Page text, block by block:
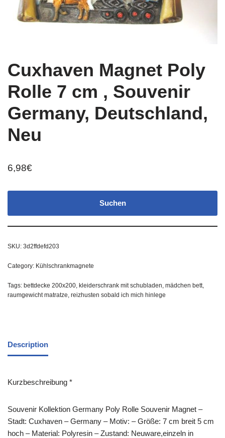
Cuxhaven Magnet Poly
Rolle 7 cm , Souvenir
Germany, Deutschland,
Neu
6,98€
Suchen
SKU: 3d2ffdefd203
Category: Kühlschrankmagnete
Tags: bettdecke 200x200, kleiderschrank mit schubladen, mädchen bett,
raumgewicht matratze, reizhusten sobald ich mich hinlege
Description
Kurzbeschreibung *
Souvenir Kollektion Germany Poly Rolle Souvenir Magnet –
Stadt: Cuxhaven – Germany – Motiv: – Größe: 7 cm breit 5 cm
hoch – Material: Polyresin – Zustand: Neuware,einzeln in